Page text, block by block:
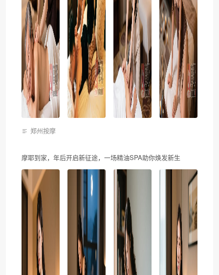
郑州按摩
摩耶到家，年后开启新征途，一场精油SPA助你焕发新生